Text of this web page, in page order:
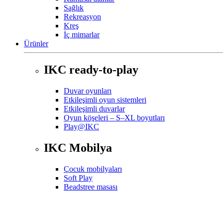
Sağlık
Rekreasyon
Kreş
İç mimarlar
Ürünler
IKC ready-to-play
Duvar oyunları
Etkileşimli oyun sistemleri
Etkileşimli duvarlar
Oyun köşeleri – S–XL boyutları
Play@IKC
IKC Mobilya
Çocuk mobilyaları
Soft Play
Beadstree masası